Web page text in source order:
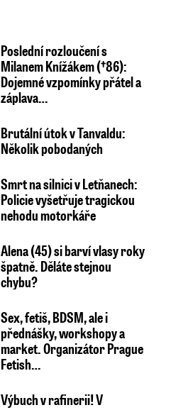
Poslední rozloučení s
Milanem Knížákem (†86):
Dojemné vzpomínky přátel a
záplava…
Brutální útok v Tanvaldu:
Několik pobodaných
Smrt na silnici v Letňanech:
Policie vyšetřuje tragickou
nehodu motorkáře
Alena (45) si barví vlasy roky
špatně. Děláte stejnou
chybu?
Sex, fetiš, BDSM, ale i
přednášky, workshopy a
market. Organizátor Prague
Fetish…
Výbuch v rafinerii! V